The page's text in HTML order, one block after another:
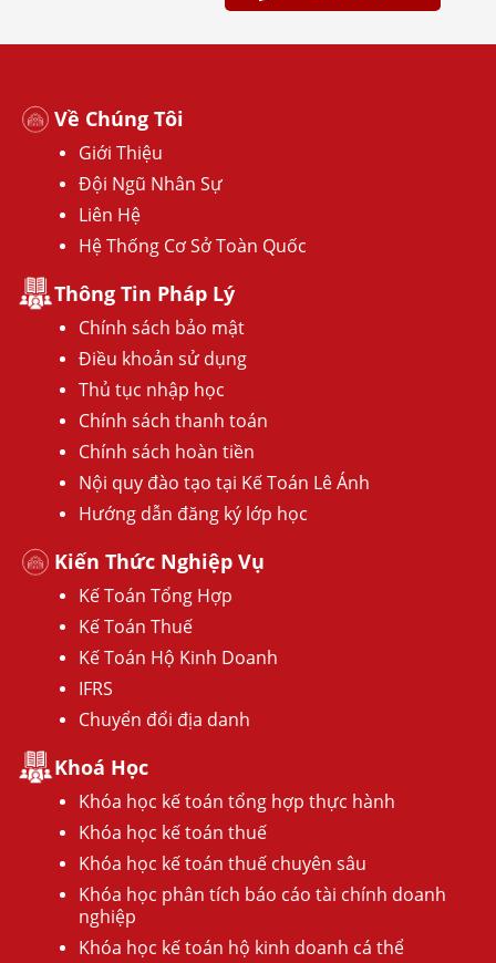
Về Chúng Tôi
Giới Thiệu
Đội Ngũ Nhân Sự
Liên Hệ
Hệ Thống Cơ Sở Toàn Quốc
Thông Tin Pháp Lý
Chính sách bảo mật
Điều khoản sử dụng
Thủ tục nhập học
Chính sách thanh toán
Chính sách hoàn tiền
Nội quy đào tạo tại Kế Toán Lê Ánh
Hướng dẫn đăng ký lớp học
Kiến Thức Nghiệp Vụ
Kế Toán Tổng Hợp
Kế Toán Thuế
Kế Toán Hộ Kinh Doanh
IFRS
Chuyển đổi địa danh
Khoá Học
Khóa học kế toán tổng hợp thực hành
Khóa học kế toán thuế
Khóa học kế toán thuế chuyên sâu
Khóa học phân tích báo cáo tài chính doanh
nghiệp
Khóa học kế toán hộ kinh doanh cá thể